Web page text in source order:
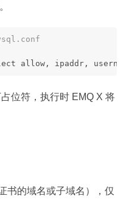
allow, ipaddr,
位符，执行时 EMQ X 将
书的域名或子域名），仅